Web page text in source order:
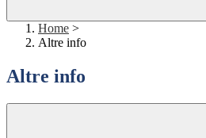
Home >
Altre info
Altre info